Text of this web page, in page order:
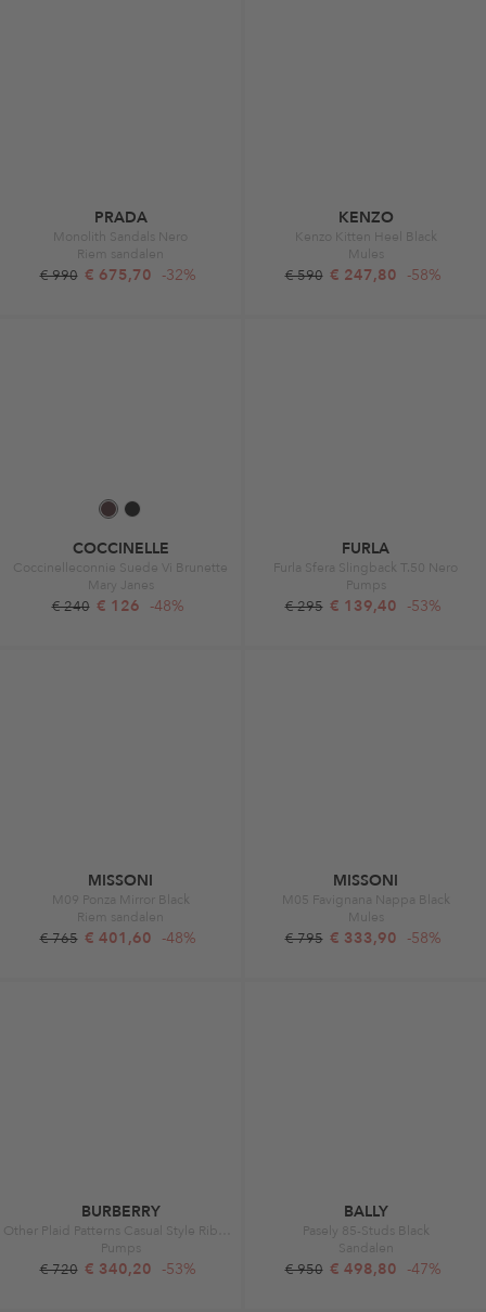
PRADA
Monolith Sandals Nero
Riem sandalen
€ 990 € 675,70 -32%
KENZO
Kenzo Kitten Heel Black
Mules
€ 590 € 247,80 -58%
COCCINELLE
Coccinelleconnie Suede Vi Brunette
Mary Janes
€ 240 € 126 -48%
FURLA
Furla Sfera Slingback T.50 Nero
Pumps
€ 295 € 139,40 -53%
MISSONI
M09 Ponza Mirror Black
Riem sandalen
€ 765 € 401,60 -48%
MISSONI
M05 Favignana Nappa Black
Mules
€ 795 € 333,90 -58%
BURBERRY
Pumps
€ 720 € 340,20 -53%
BALLY
Pasely 85-Studs Black
Sandalen
€ 950 € 498,80 -47%